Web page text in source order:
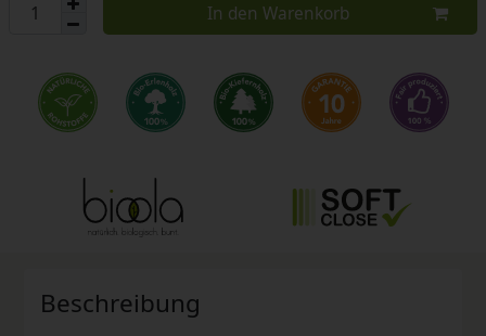
In den Warenkorb
Beschreibung